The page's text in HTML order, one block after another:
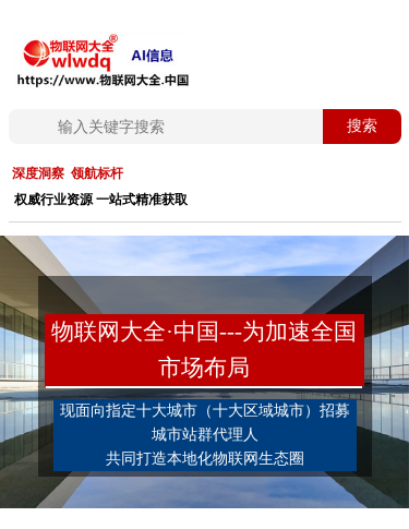
搜索
首页
核心
案例
展览
低空
非遗
深度洞察 领航标杆
权威行业资源 一站式精准获取
物联网大全·中国---为加速全国
市场布局
现面向指定十大城市（十大区域城市）招募
城市站群代理人
共同打造本地化物联网生态圈